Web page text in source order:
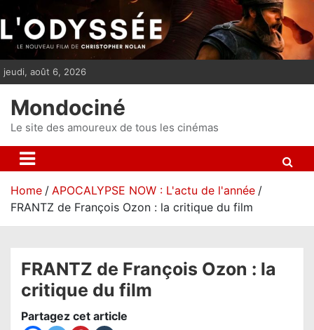
i
p
t
n
jeudi, août 6, 2026
Mondociné
Le site des amoureux de tous les cinémas
Home
APOCALYPSE NOW : L'actu de l'année
FRANTZ de François Ozon : la critique du film
FRANTZ de François Ozon : la
critique du film
Partagez cet article